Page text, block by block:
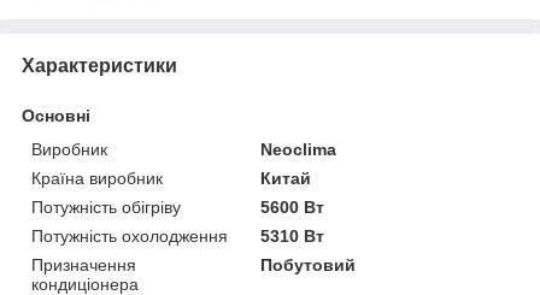
Характеристики
Основні
Виробник
Neoclima
Країна виробник
Китай
Потужність обігріву
5600 Вт
Потужність охолодження
5310 Вт
Призначення
кондиціонера
Побутовий